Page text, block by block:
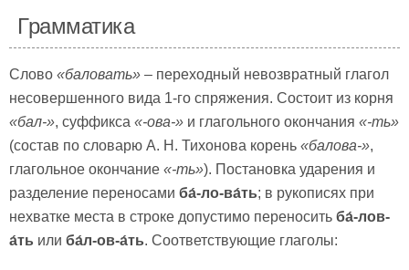
Грамматика
Слово «баловать» – переходный невозвратный глагол
несовершенного вида 1-го спряжения. Состоит из корня
«бал-», суффикса «-ова-» и глагольного окончания «-ть»
(состав по словарю А. Н. Тихонова корень «балова-»,
глагольное окончание «-ть»). Постановка ударения и
разделение переносами ба́-ло-ва́ть; в рукописях при
нехватке места в строке допустимо переносить ба́-лов-
а́ть или ба́л-ов-а́ть. Соответствующие глаголы: